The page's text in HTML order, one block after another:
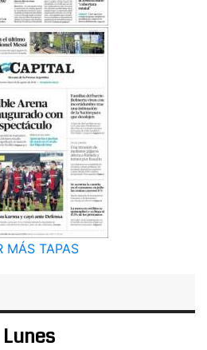
MÁS TAPAS
Lunes